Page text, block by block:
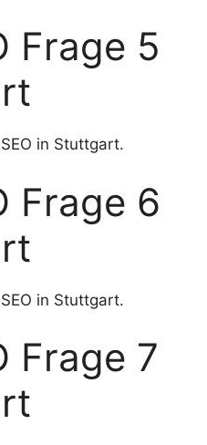
Frage 5
in Stuttgart.
Frage 6
in Stuttgart.
Frage 7